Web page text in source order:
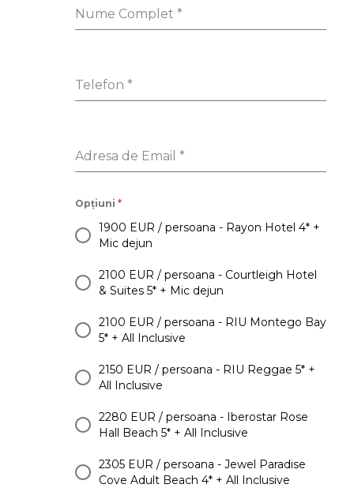
Nume Complet *
Telefon *
Adresa de Email *
Opțiuni *
1900 EUR / persoana - Rayon Hotel 4* +
Mic dejun
2100 EUR / persoana - Courtleigh Hotel
& Suites 5* + Mic dejun
2100 EUR / persoana - RIU Montego Bay
5* + All Inclusive
2150 EUR / persoana - RIU Reggae 5* +
All Inclusive
2280 EUR / persoana - Iberostar Rose
Hall Beach 5* + All Inclusive
2305 EUR / persoana - Jewel Paradise
Cove Adult Beach 4* + All Inclusive